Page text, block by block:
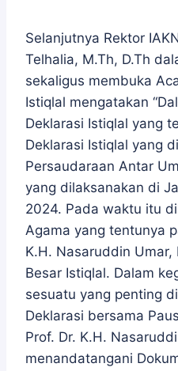
Selanjutnya Rektor
Telhalia, M.Th, D.Th
sekaligus membuka
Istiqlal mengatakan
Deklarasi Istiqlal yang
Deklarasi Istiqlal yang
Persaudaraan Antar
yang dilaksanakan di
2024. Pada waktu itu
Agama yang tentunya
K.H. Nasaruddin
Besar Istiqlal. Dalam
sesuatu yang penting
Deklarasi bersama
Prof. Dr. K.H.
menandatangani